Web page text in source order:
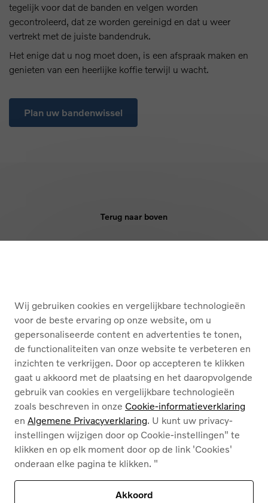
tegelijk voor dat de banden en velgen worden
gecontroleerd, dat ze worden gereinigd en dat u weer
vertrekt met de juiste bandendruk.
Het enige dat u nog moet doen, is een afspraak maken en
genieten van een heerlijke koffie terwijl u wacht.
Plan uw bandenwissel
Terug naar boven
OVER ONS
Nederlands Français
Cookies
Privacybeleid
Juridische info
Wij gebruiken cookies en vergelijkbare technologieën
voor de beste ervaring op onze website, om u
gepersonaliseerde content en advertenties te tonen,
de functionaliteiten van onze website te verbeteren en
inzichten te verkrijgen. Door op accepteren te klikken
gaat u akkoord met de plaatsing en het daaropvolgende
gebruik van cookies en vergelijkbare technologieën
zoals beschreven in onze Cookie-informatieverklaring
en Algemene Privacyverklaring. U kunt uw privacy-
instellingen wijzigen door op Cookie-instellingen" te
klikken en op elk moment door op de link 'Cookies'
onderaan elke pagina te klikken. "
Akkoord